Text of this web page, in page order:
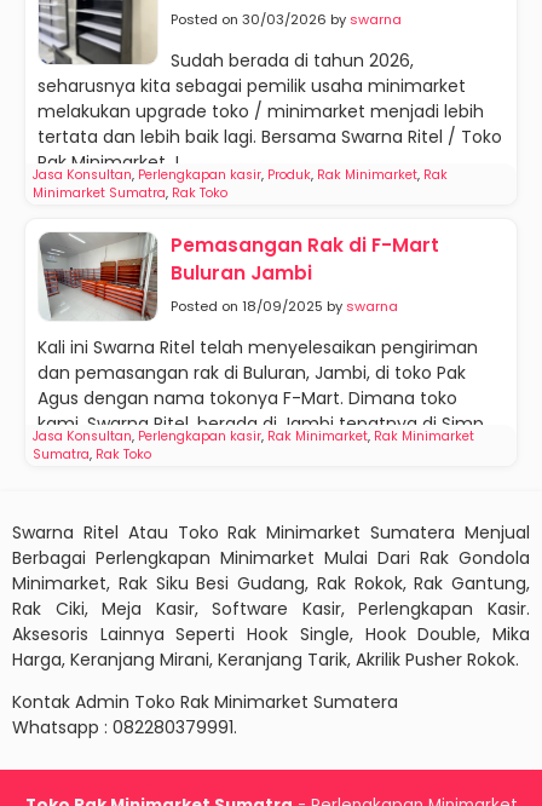
Posted on 30/03/2026 by swarna
Sudah berada di tahun 2026,
seharusnya kita sebagai pemilik usaha minimarket
melakukan upgrade toko / minimarket menjadi lebih
tertata dan lebih baik lagi. Bersama Swarna Ritel / Toko
Rak Minimarket J...
Jasa Konsultan, Perlengkapan kasir, Produk, Rak Minimarket, Rak
Minimarket Sumatra, Rak Toko
Pemasangan Rak di F-Mart
Buluran Jambi
Posted on 18/09/2025 by swarna
Kali ini Swarna Ritel telah menyelesaikan pengiriman
dan pemasangan rak di Buluran, Jambi, di toko Pak
Agus dengan nama tokonya F-Mart. Dimana toko
kami, Swarna Ritel, berada di Jambi tepatnya di Simp...
Jasa Konsultan, Perlengkapan kasir, Rak Minimarket, Rak Minimarket
Sumatra, Rak Toko
Swarna Ritel Atau Toko Rak Minimarket Sumatera Menjual
Berbagai Perlengkapan Minimarket Mulai Dari Rak Gondola
Minimarket, Rak Siku Besi Gudang, Rak Rokok, Rak Gantung,
Rak Ciki, Meja Kasir, Software Kasir, Perlengkapan Kasir.
Aksesoris Lainnya Seperti Hook Single, Hook Double, Mika
Harga, Keranjang Mirani, Keranjang Tarik, Akrilik Pusher Rokok.
Kontak Admin Toko Rak Minimarket Sumatera
Whatsapp : 082280379991.